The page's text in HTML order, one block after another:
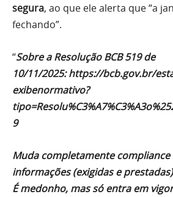
segura, ao que ele alerta que “a
fechando”.
“Sobre a Resolução BCB 519 de
10/11/2025: https://bcb.gov.br/
exibenormativo?
9
Muda completamente compliance
informações (exigidas e
É medonho, mas só entra em